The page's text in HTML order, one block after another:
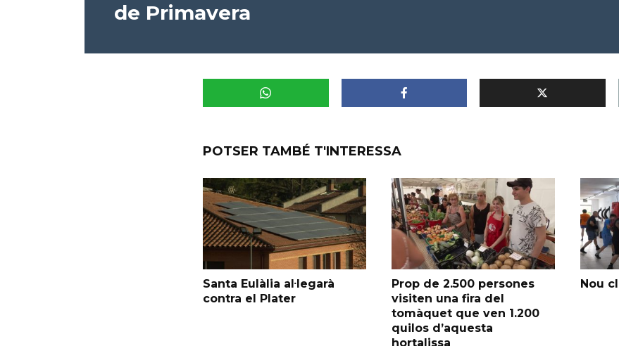
de Primavera
POTSER TAMBÉ T'INTERESSA
Santa Eulàlia al·legarà
contra el Plater
Prop de 2.500 persones
visiten una fira del
tomàquet que ven 1.200
quilos d’aquesta
hortalissa
Nou